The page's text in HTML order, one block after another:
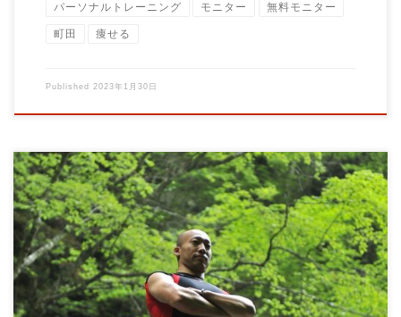
パーソナルトレーニング モニター 無料モニター
町田 痩せる
Published 2023年1月30日
東京都町田市の健康増進専門パーソナルトレーニングジムBrain
トレーナーの大石です！ […]